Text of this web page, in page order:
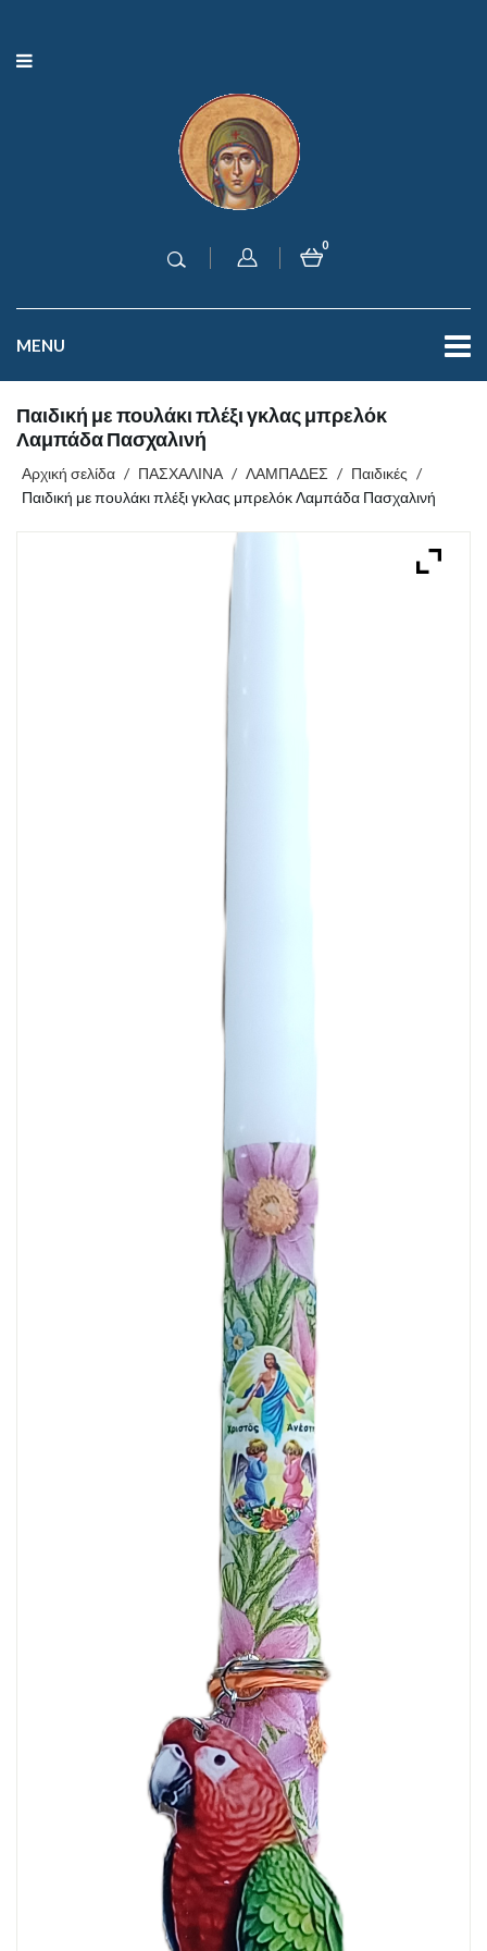
0
MENU
Παιδική με πουλάκι πλέξι γκλας μπρελόκ
Λαμπάδα Πασχαλινή
Αρχική σελίδα / ΠΑΣΧΑΛΙΝΑ / ΛΑΜΠΑΔΕΣ / Παιδικές /
Παιδική με πουλάκι πλέξι γκλας μπρελόκ Λαμπάδα Πασχαλινή